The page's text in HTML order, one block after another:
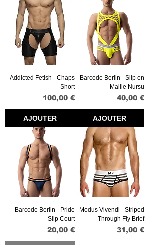
Addicted Fetish - Chaps
Short
Prix
100,00 €
AJOUTER
Barcode Berlin - Slip en
Maille Nursu
Prix
40,00 €
AJOUTER
Barcode Berlin - Pride
Slip Court
Prix
20,00 €
Modus Vivendi - Striped
Through Fly Brief
Prix
31,00 €